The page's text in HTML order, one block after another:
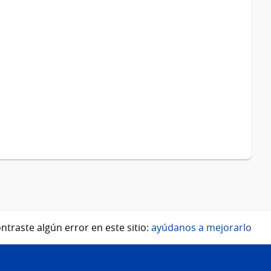
algún error en este sitio: ayúdanos a mejorarlo